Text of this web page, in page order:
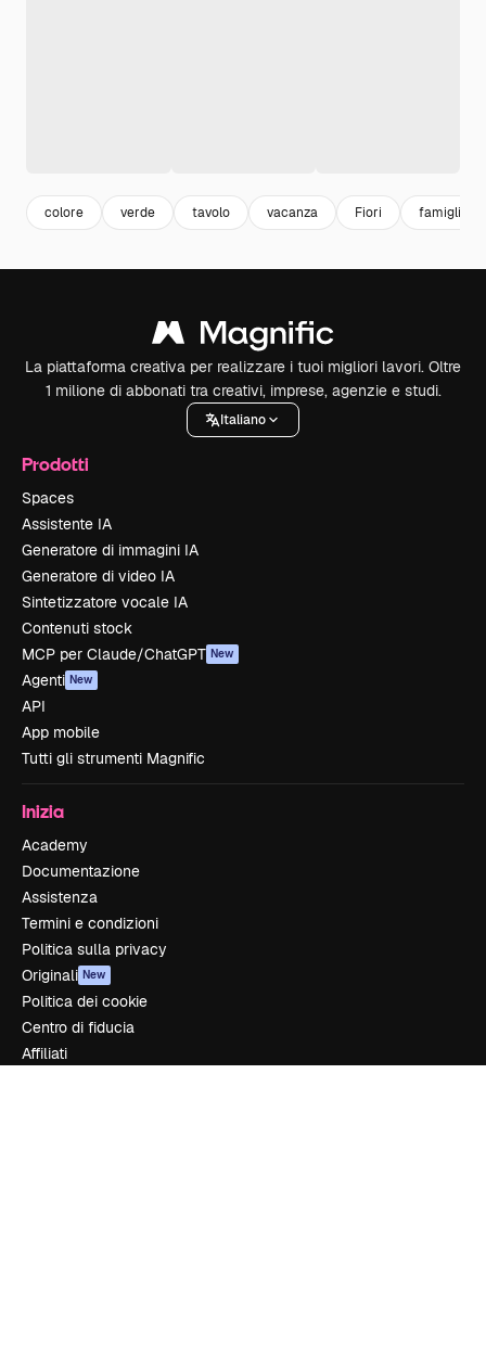
colore verde tavolo vacanza Fiori famiglia
La piattaforma creativa per realizzare i tuoi migliori lavori. Oltre
1 milione di abbonati tra creativi, imprese, agenzie e studi.
Italiano
Prodotti
Spaces
Assistente IA
Generatore di immagini IA
Generatore di video IA
Sintetizzatore vocale IA
Contenuti stock
MCP per Claude/ChatGPT New
Agenti New
API
App mobile
Tutti gli strumenti Magnific
Inizia
Academy
Documentazione
Assistenza
Termini e condizioni
Politica sulla privacy
Originali New
Politica dei cookie
Centro di fiducia
Affiliati